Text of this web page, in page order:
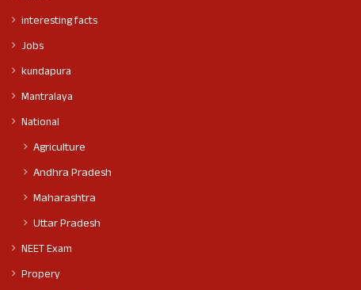
interesting facts
Jobs
kundapura
Mantralaya
National
Agriculture
Andhra Pradesh
Maharashtra
Uttar Pradesh
NEET Exam
Propery